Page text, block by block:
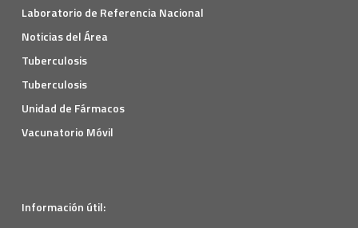
Laboratorio de Referencia Nacional
Noticias del Área
Tuberculosis
Tuberculosis
Unidad de Fármacos
Vacunatorio Móvil
Información útil: